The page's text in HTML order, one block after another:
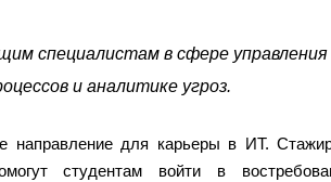
специалистам в сфере управления
и аналитике угроз.
направление для карьеры в ИТ.
студентам войти в